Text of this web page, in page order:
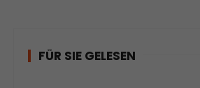
FÜR SIE GELESEN